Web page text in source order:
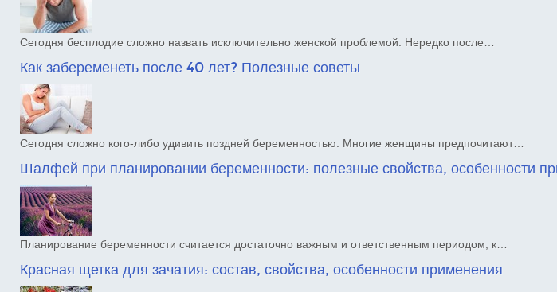
Сегодня бесплодие сложно назвать исключительно женской проблемой. Нередко после…
Как забеременеть после 40 лет? Полезные советы
Сегодня сложно кого-либо удивить поздней беременностью. Многие женщины предпочитают…
Шалфей при планировании беременности: полезные свойства, особенности
Планирование беременности считается достаточно важным и ответственным периодом, к…
Красная щетка для зачатия: состав, свойства, особенности применения